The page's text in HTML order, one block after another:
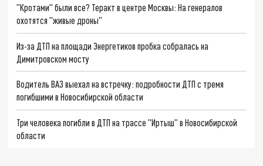
"Кротами" были все? Теракт в центре Москвы: На генералов
охотятся "живые дроны"
Из-за ДТП на площади Энергетиков пробка собралась на
Димитровском мосту
Водитель ВАЗ выехал на встречку: подробности ДТП с тремя
погибшими в Новосибирской области
Три человека погибли в ДТП на трассе "Иртыш" в Новосибирской
области